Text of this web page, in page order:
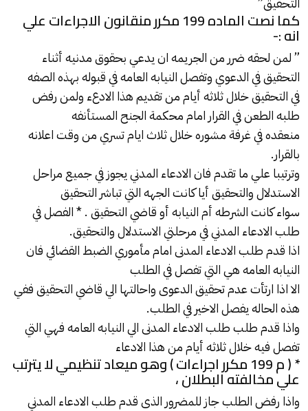
كما نصت الماده 199 مكرر منقانون الاجراءات علي
انه :-
” لمن لحقه ضرر من الجريمه ان يدعي بحقوق مدنيه أثناء
التحقيق في الدعوي وتفصل النيابه العامه في قبوله بهذه الصفه
في التحقيق خلال ثلاثه أيام من تقديم هذا الادعء ولمن رفض
طلبه الطعن في القرار امام محكمة الجنح المستأنفه
منعقده في غرفة مشوره خلال ثلاث ايام تسري من وقت اعلانه
بالقرار.
وترتيبا علي ما تقدم فان الادعاء المدني يجوز في جميع مراحل
الاستدلال والتحقيق أيا كانت الجهه التي تباشر التحقيق
سواء كانت الشرطه أم النيابه أو قاضي التحقيق . * الفصل في
طلب الادعاء المدني في مرحلتي الاستدلال والتحقيق.
اذا قدم طلب الادعاء المدنى امام مأموري الضبط القضائي فان
النيابه العامه هي التي تفصل في الطلب
الا اذا ارتأت عدم تحقيق الدعوى واحالتها الي قاضي التحقيق ففي
هذه الحاله يفصل الاخير في الطلب.
واذا قدم طلب طلب الادعاء المدنى الي النيابه العامه فهي التي
تفصل فيه خلال ثلاثه أيام من هذا الادعاء
* ( م 199 مكرر اجراءات ) وهو ميعاد تنظيمي لا يترتب
علي مخالفته البطلان ،
واذا رفض الطلب جاز للمضرور الذى قدم طلب الادعاء المدني